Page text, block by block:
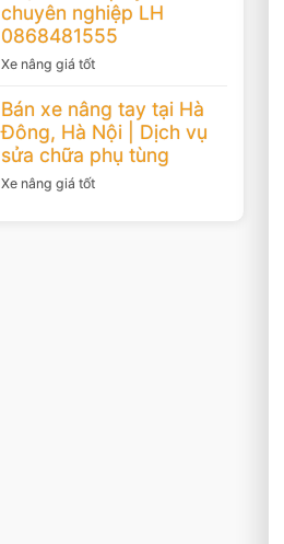
chuyên nghiệp LH
0868481555
Xe nâng giá tốt
Bán xe nâng tay tại Hà
Đông, Hà Nội | Dịch vụ
sửa chữa phụ tùng
Xe nâng giá tốt